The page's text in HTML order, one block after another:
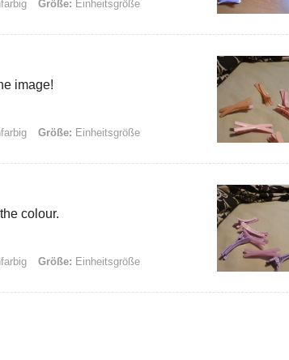
Größe: Einheitsgröße
image!
Größe: Einheitsgröße
colour.
Größe: Einheitsgröße